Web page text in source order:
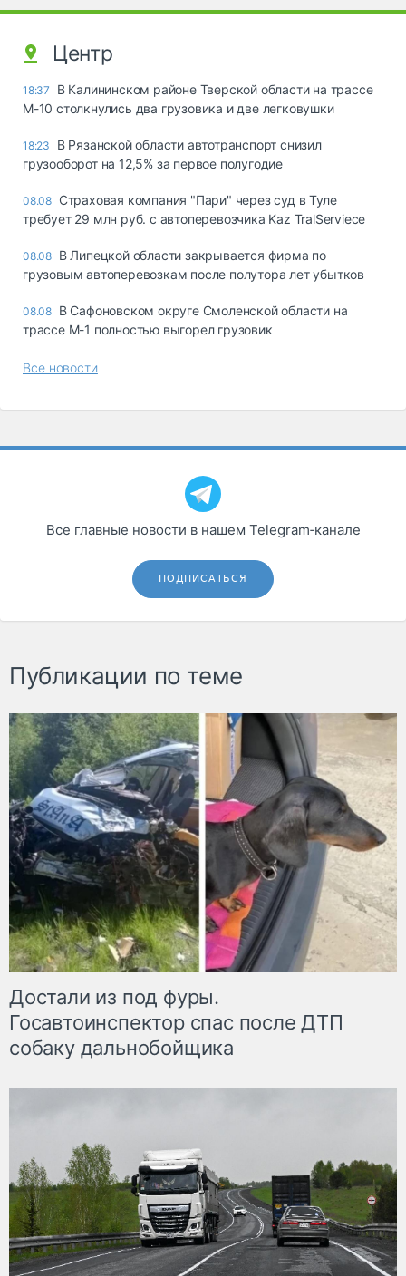
Центр
18:37
В Калининском районе Тверской области на трассе
М-10 столкнулись два грузовика и две легковушки
18:23
В Рязанской области автотранспорт снизил
грузооборот на 12,5% за первое полугодие
08.08 Страховая компания "Пари" через суд в Туле
требует 29 млн руб. с автоперевозчика Kaz TralServiece
08.08 В Липецкой области закрывается фирма по
грузовым автоперевозкам после полутора лет убытков
08.08 В Сафоновском округе Смоленской области на
трассе М-1 полностью выгорел грузовик
Все новости
Все главные новости в нашем Telegram‑канале
ПОДПИСАТЬСЯ
Публикации по теме
Достали из под фуры.
Госавтоинспектор спас после ДТП
собаку дальнобойщика